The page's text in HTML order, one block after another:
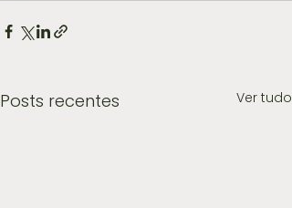
Posts recentes Ver tudo